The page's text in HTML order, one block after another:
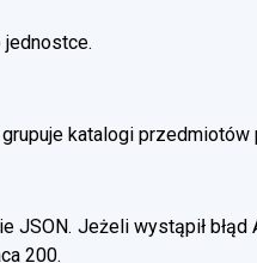
katalogi przedmiotów
JSON. Jeżeli wystąpił błąd
200.